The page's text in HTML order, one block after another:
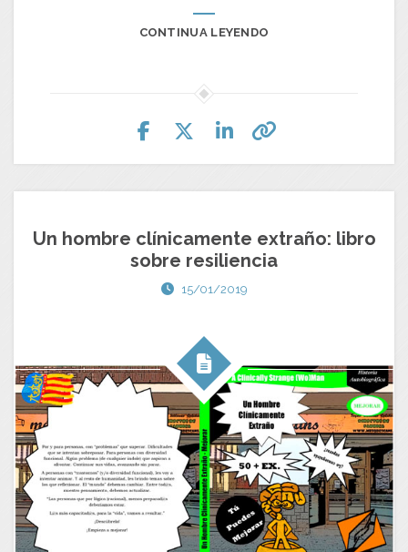
CONTINUA LEYENDO
Un hombre clínicamente extraño: libro
sobre resiliencia
15/01/2019